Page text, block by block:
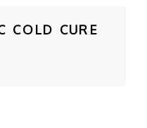
COLD CURE